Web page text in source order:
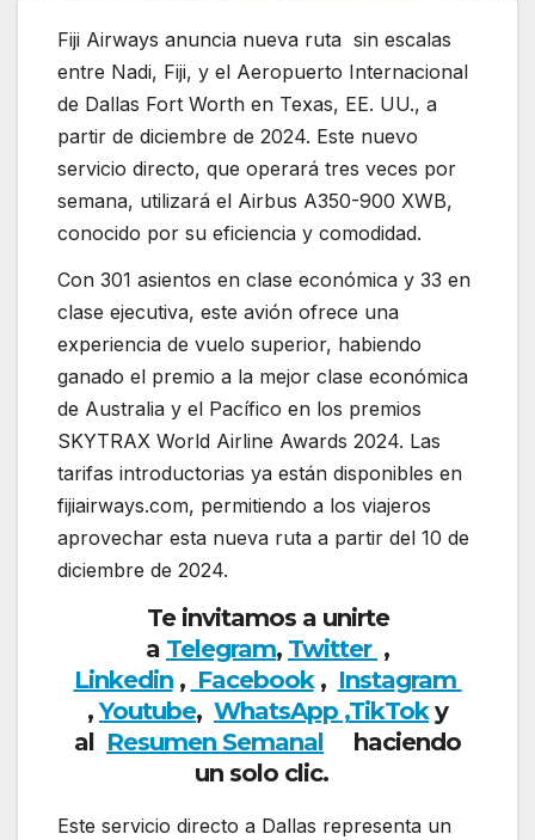
Fiji Airways anuncia nueva ruta sin escalas
entre Nadi, Fiji, y el Aeropuerto Internacional
de Dallas Fort Worth en Texas, EE. UU., a
partir de diciembre de 2024. Este nuevo
servicio directo, que operará tres veces por
semana, utilizará el Airbus A350-900 XWB,
conocido por su eficiencia y comodidad.
Con 301 asientos en clase económica y 33 en
clase ejecutiva, este avión ofrece una
experiencia de vuelo superior, habiendo
ganado el premio a la mejor clase económica
de Australia y el Pacífico en los premios
SKYTRAX World Airline Awards 2024. Las
tarifas introductorias ya están disponibles en
fijiairways.com, permitiendo a los viajeros
aprovechar esta nueva ruta a partir del 10 de
diciembre de 2024.
Te invitamos a unirte
a Telegram, Twitter ,
Linkedin, Facebook, Instagram
,Youtube, WhatsApp ,TikToky
al Resumen Semanal haciendo
un solo clic.
Este servicio directo a Dallas representa un